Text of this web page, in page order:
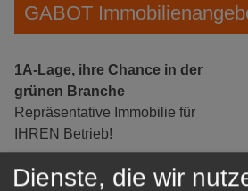
GABOT
1A-Lage, ihre Chance in der
grünen Branche
Repräsentative Immobilie für
IHREN Betrieb!
Dienste, die wir